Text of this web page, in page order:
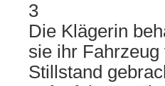
3
Die Klägerin
sie ihr
Stillstand